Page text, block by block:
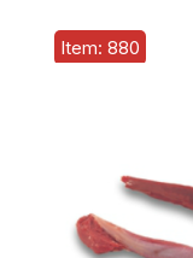
Item: 880